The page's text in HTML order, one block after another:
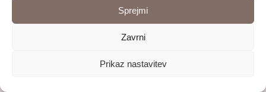
Sprejmi
Zavrni
Prikaz nastavitev
tajnistvo@vdc-kranj.com